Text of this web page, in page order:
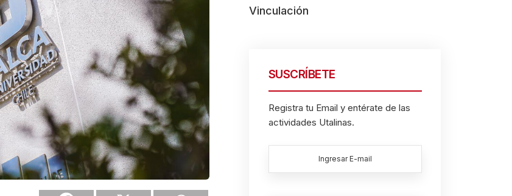
Vinculación
SUSCRÍBETE
Registra tu Email y entérate de las
actividades Utalinas.